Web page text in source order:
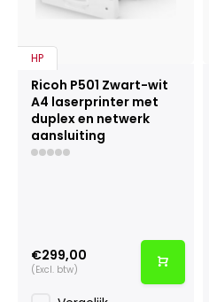
HP
Ricoh P501 Zwart-wit
A4 laserprinter met
duplex en netwerk
aansluiting
€299,00
(Excl. btw)